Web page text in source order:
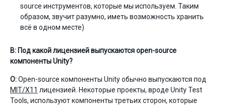
source инструментов, которые мы используем. Таким
образом, звучит разумно, иметь возможность хранить
всё в одном месте)
В: Под какой лицензией выпускаются open-source
компоненты Unity?
О:Open-source компоненты Unity обычно выпускаются под
MIT/X11 лицензией. Некоторые проекты, вроде Unity Test
Tools, используют компоненты третьих сторон, которые